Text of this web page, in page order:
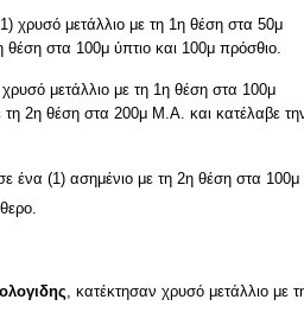
χρυσό μετάλλιο με τη 1η θέση στα 50μ
στα 100μ ύπτιο και 100μ πρόσθιο.
μετάλλιο με τη 1η θέση στα 100μ
τη 2η θέση στα 200μ Μ.Α. και κατέλαβε
ένα (1) ασημένιο με τη 2η θέση στα 100μ
, κατέκτησαν χρυσό μετάλλιο με